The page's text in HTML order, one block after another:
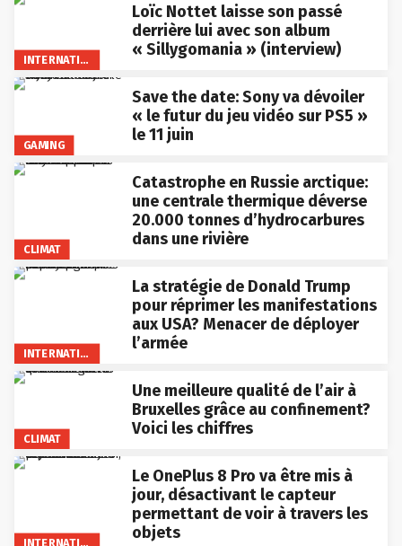
INTERNATIONAL
Loïc Nottet laisse son passé
derrière lui avec son album
« Sillygomania » (interview)
GAMING
Save the date: Sony va dévoiler
« le futur du jeu vidéo sur PS5 »
le 11 juin
CLIMAT
Catastrophe en Russie arctique:
une centrale thermique déverse
20.000 tonnes d’hydrocarbures
dans une rivière
INTERNATIONAL
La stratégie de Donald Trump
pour réprimer les manifestations
aux USA? Menacer de déployer
l’armée
CLIMAT
Une meilleure qualité de l’air à
Bruxelles grâce au confinement?
Voici les chiffres
INTERNATIONAL
Le OnePlus 8 Pro va être mis à
jour, désactivant le capteur
permettant de voir à travers les
objets